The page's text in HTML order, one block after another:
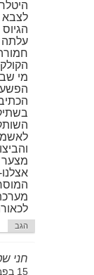
לצבא
עלתה
מי
הפשע
מצער
הגב
חני